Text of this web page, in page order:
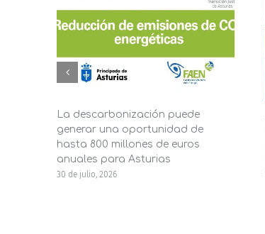
La descarbonización puede
generar una oportunidad de
hasta 800 millones de euros
anuales para Asturias
30 de julio, 2026